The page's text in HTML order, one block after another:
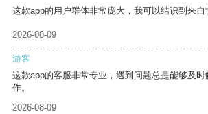
这款app的用户群体非常庞大，我可以结识到来自
2026-08-09
游客
这款app的客服非常专业，遇到问题总是能够及
作。
2026-08-09